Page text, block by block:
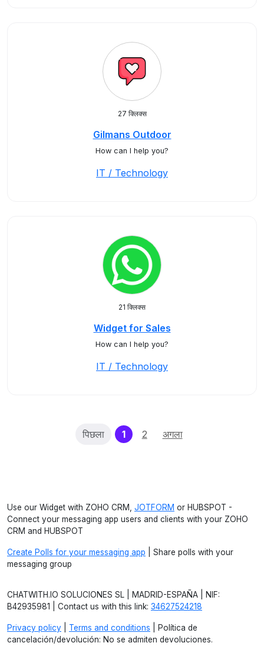
27 क्लिक्स
Gilmans Outdoor
How can I help you?
IT / Technology
21 क्लिक्स
Widget for Sales
How can I help you?
IT / Technology
पिछला 1(current)
2 अगला
Use our Widget with ZOHO CRM, JOTFORM or HUBSPOT -
Connect your messaging app users and clients with your ZOHO
CRM and HUBSPOT
Create Polls for your messaging app | Share polls with your
messaging group
CHATWITH.IO SOLUCIONES SL | MADRID-ESPAÑA | NIF:
B42935981 | Contact us with this link: 34627524218
Privacy policy Terms and conditions | Política de
cancelación/devolución: No se admiten devoluciones.